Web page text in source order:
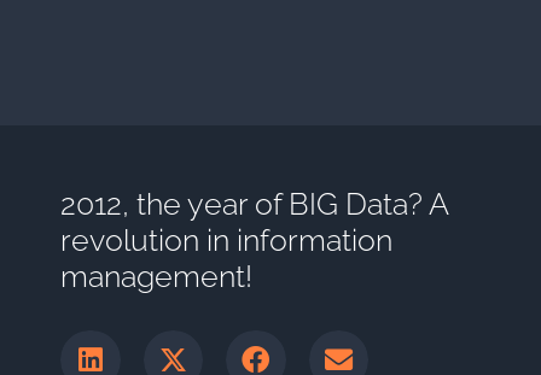
2012, the year of BIG Data? A
revolution in information
management!